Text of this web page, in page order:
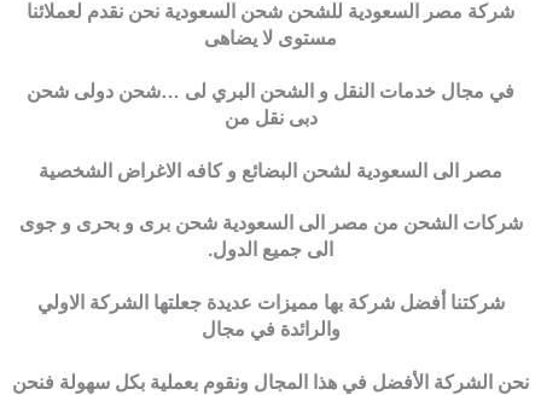
شركة مصر السعودية للشحن شحن السعودية نحن نقدم لعملائنا
مستوى لا يضاهى
في مجال خدمات النقل و الشحن البري لى …شحن دولى شحن
دبى نقل من
مصر الى السعودية لشحن البضائع و كافه الاغراض الشخصية
شركات الشحن من مصر الى السعودية شحن برى و بحرى و جوى
الى جميع الدول.
شركتنا أفضل شركة بها مميزات عديدة جعلتها الشركة الاولي
والرائدة في مجال
نحن الشركة الأفضل في هذا المجال ونقوم بعملية بكل سهولة فنحن